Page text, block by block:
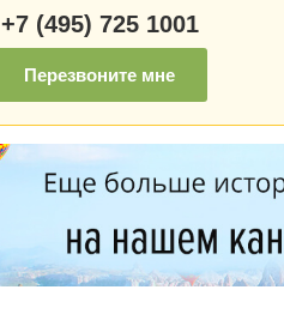
+7 (495) 725 1001
Перезвоните мне